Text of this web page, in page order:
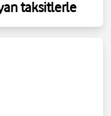
taksitlerle